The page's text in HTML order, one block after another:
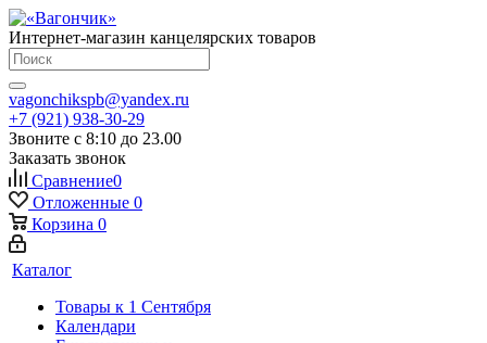
Интернет-магазин канцелярских товаров
vagonchikspb@yandex.ru
+7 (921) 938-30-29
Звоните с 8:10 до 23.00
Заказать звонок
Сравнение0
Отложенные 0
Корзина 0
Каталог
Товары к 1 Сентября
Календари